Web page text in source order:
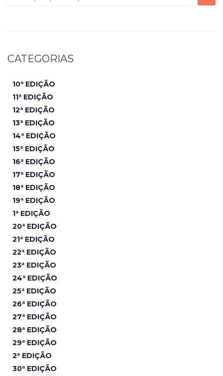
CATEGORIAS
10ª EDIÇÃO
11ª EDIÇÃO
12ª EDIÇÃO
13ª EDIÇÃO
14ª EDIÇÃO
15ª EDIÇÃO
16ª EDIÇÃO
17ª EDIÇÃO
18ª EDIÇÃO
19ª EDIÇÃO
1ª EDIÇÃO
20ª EDIÇÃO
21ª EDIÇÃO
22ª EDIÇÃO
23ª EDIÇÃO
24ª EDIÇÃO
25ª EDIÇÃO
26ª EDIÇÃO
27ª EDIÇÃO
28ª EDIÇÃO
29ª EDIÇÃO
2ª EDIÇÃO
30ª EDIÇÃO